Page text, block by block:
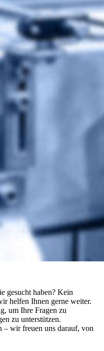
gesucht haben? Kein
helfen Ihnen gerne weiter.
um Ihre Fragen zu
zu unterstützen.
– wir freuen uns darauf, von